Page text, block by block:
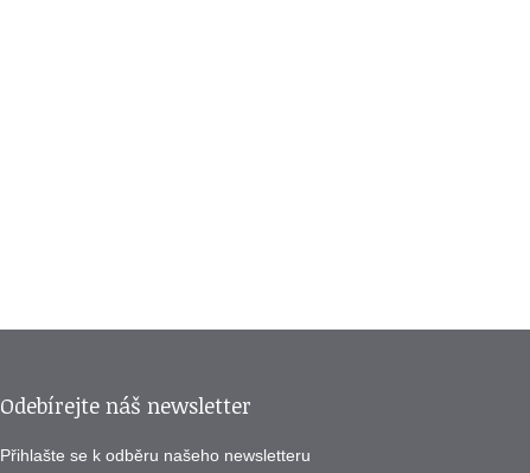
Odebírejte náš newsletter
Přihlašte se k odběru našeho newsletteru